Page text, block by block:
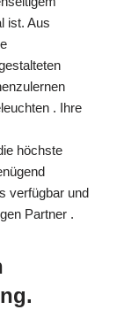
ist. Aus
. Ihre
höchste
verfügbar und
Partner .